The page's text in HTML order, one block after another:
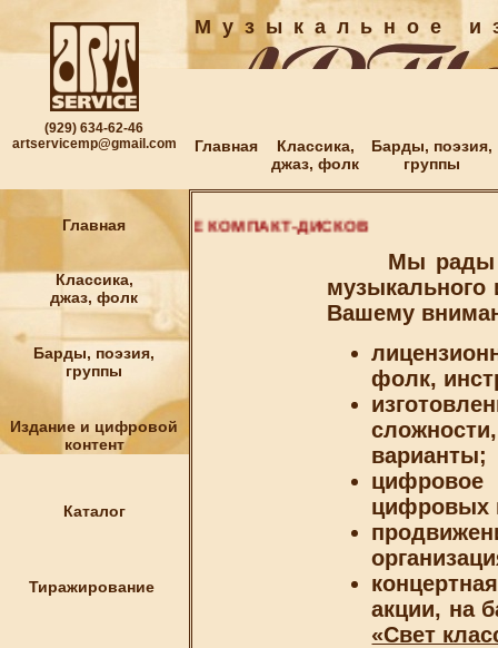
(929) 634-62-46
artservicemp@gmail.com
М у з ы к а л ь н о е и
Главная
Классика,
джаз, фолк
Барды, поэзия,
группы
Главная
Классика,
джаз, фолк
Барды, поэзия,
группы
Издание и цифровой
контент
Каталог
Тиражирование
ИЗДАНИЕ КОМПАКТ-ДИСКОВ
Мы рады
Вашему
фолк,
варианты;
цифровых
акции, на
«Свет